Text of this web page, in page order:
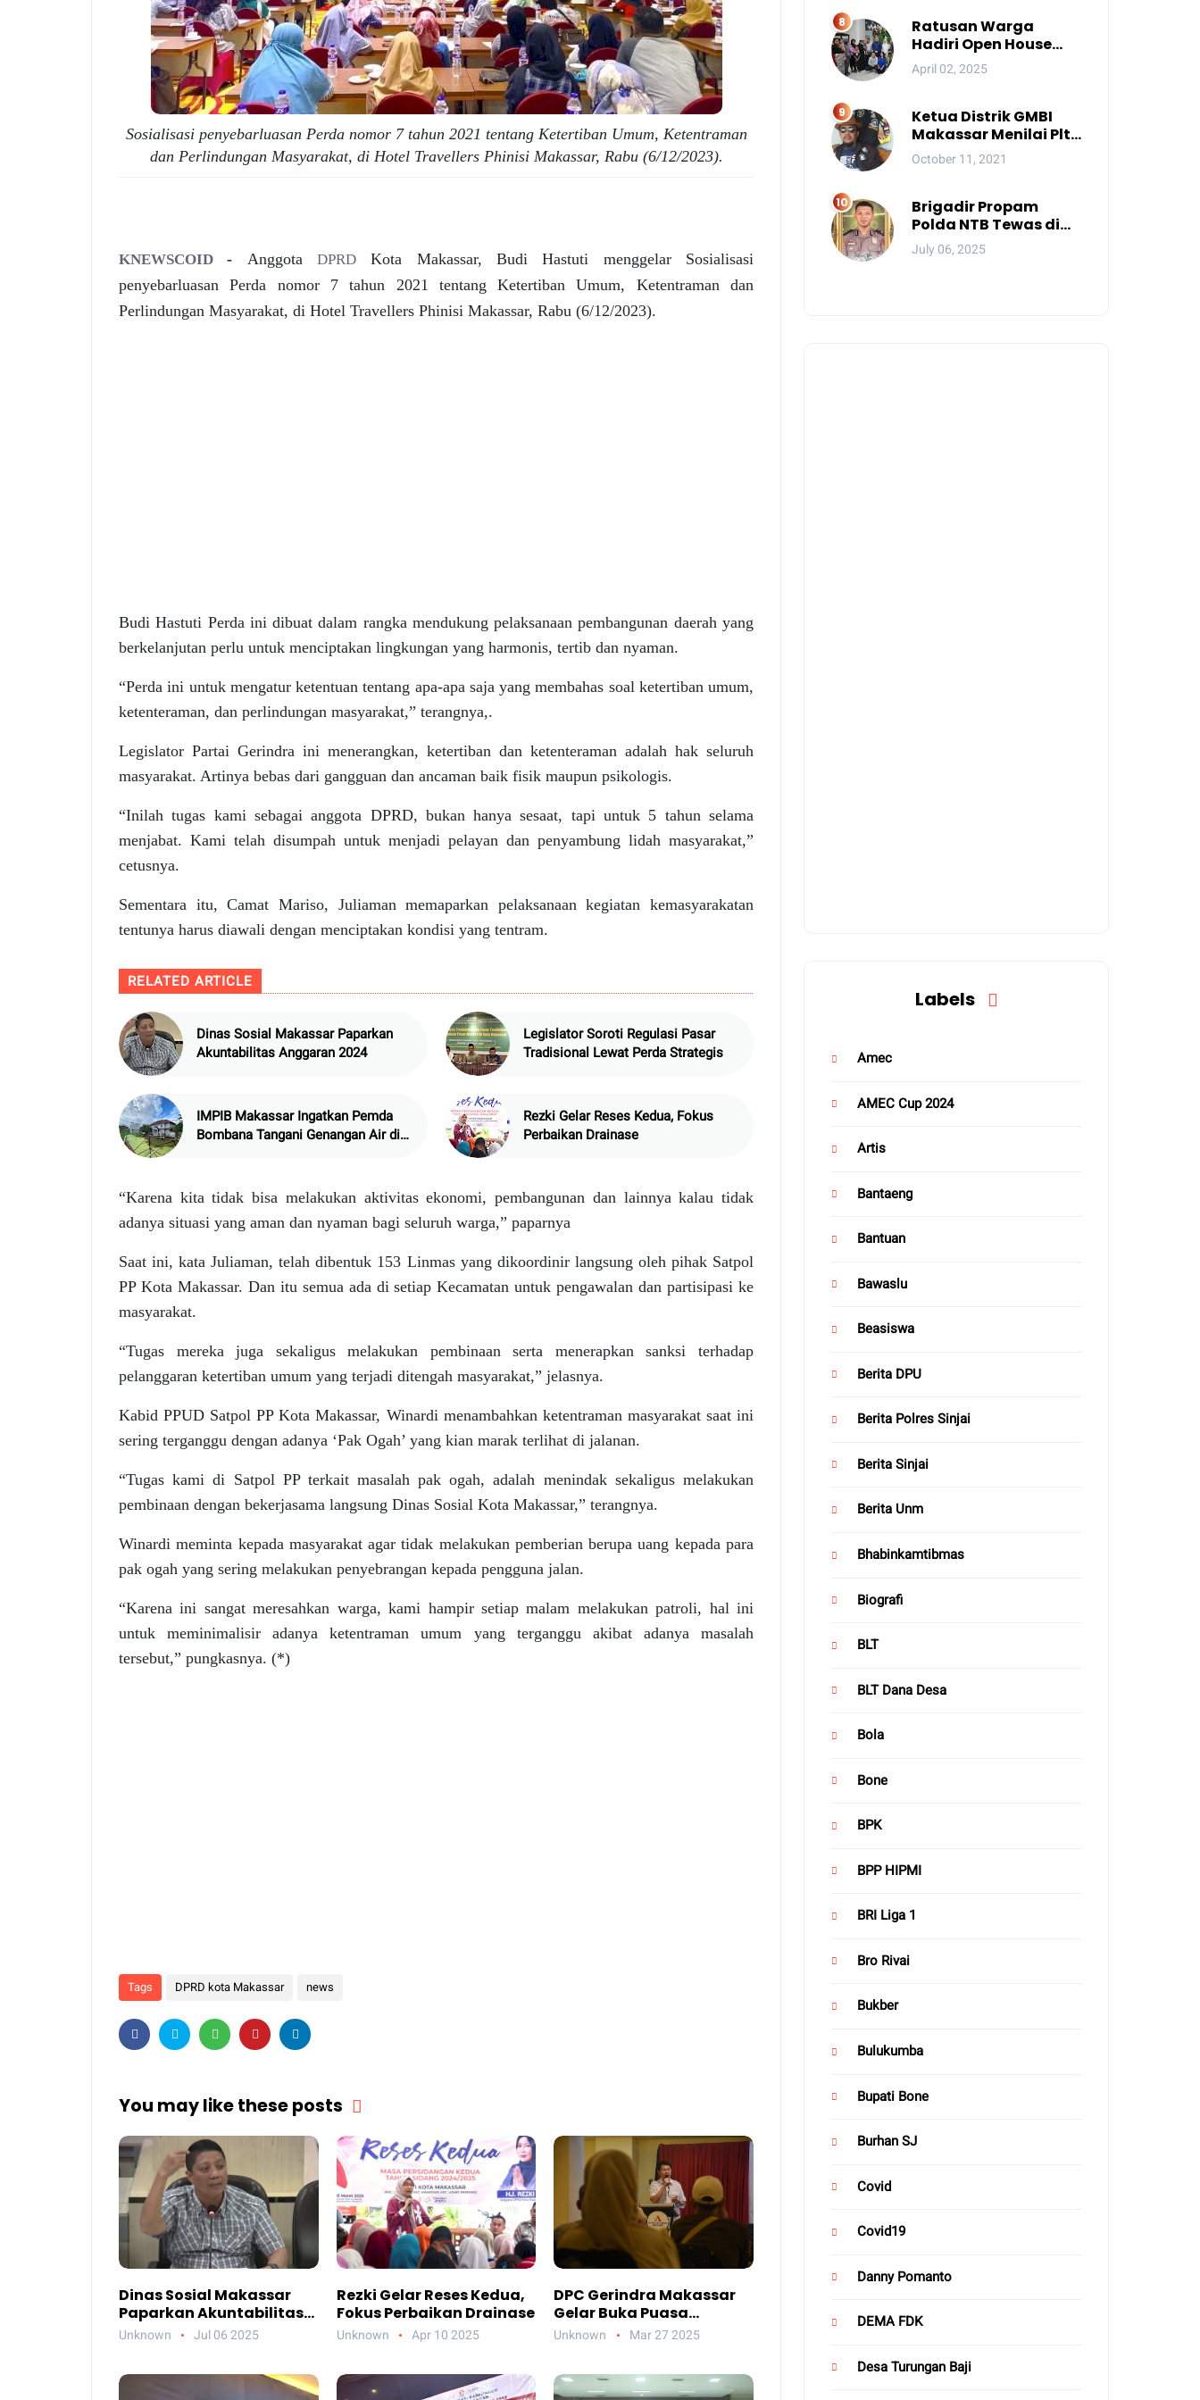
Sosialisasi penyebarluasan Perda nomor 7 tahun 2021 tentang Ketertiban Umum, Ketentraman
dan Perlindungan Masyarakat, di Hotel Travellers Phinisi Makassar, Rabu (6/12/2023).
KNEWSCOID - Anggota DPRD
Kota Makassar, Budi Hastuti menggelar Sosialisasi
penyebarluasan Perda nomor 7 tahun 2021 tentang Ketertiban Umum, Ketentraman dan
Perlindungan Masyarakat, di Hotel Travellers Phinisi Makassar, Rabu (6/12/2023).
Budi Hastuti Perda ini dibuat dalam rangka mendukung pelaksanaan pembangunan daerah yang
berkelanjutan perlu untuk menciptakan lingkungan yang harmonis, tertib dan nyaman.
“Perda ini untuk mengatur ketentuan tentang apa-apa saja yang membahas soal ketertiban umum,
ketenteraman, dan perlindungan masyarakat,” terangnya,.
Legislator Partai Gerindra ini menerangkan, ketertiban dan ketenteraman adalah hak seluruh
masyarakat. Artinya bebas dari gangguan dan ancaman baik fisik maupun psikologis.
“Inilah tugas kami sebagai anggota DPRD, bukan hanya sesaat, tapi untuk 5 tahun selama
menjabat. Kami telah disumpah untuk menjadi pelayan dan penyambung lidah masyarakat,”
cetusnya.
Sementara itu, Camat Mariso, Juliaman memaparkan pelaksanaan kegiatan kemasyarakatan
tentunya harus diawali dengan menciptakan kondisi yang tentram.
RELATED ARTICLE
Dinas Sosial Makassar Paparkan
Akuntabilitas Anggaran 2024
Legislator Soroti Regulasi Pasar
Tradisional Lewat Perda Strategis
IMPIB Makassar Ingatkan Pemda
Bombana Tangani Genangan Air di
Rezki Gelar Reses Kedua, Fokus
Perbaikan Drainase
“Karena kita tidak bisa melakukan aktivitas ekonomi, pembangunan dan lainnya kalau tidak
adanya situasi yang aman dan nyaman bagi seluruh warga,” paparnya
Saat ini, kata Juliaman, telah dibentuk 153 Linmas yang dikoordinir langsung oleh pihak Satpol
PP Kota Makassar. Dan itu semua ada di setiap Kecamatan untuk pengawalan dan partisipasi ke
masyarakat.
“Tugas mereka juga sekaligus melakukan pembinaan serta menerapkan sanksi terhadap
pelanggaran ketertiban umum yang terjadi ditengah masyarakat,” jelasnya.
Kabid PPUD Satpol PP Kota Makassar, Winardi menambahkan ketentraman masyarakat saat ini
sering terganggu dengan adanya ‘Pak Ogah’ yang kian marak terlihat di jalanan.
“Tugas kami di Satpol PP terkait masalah pak ogah, adalah menindak sekaligus melakukan
pembinaan dengan bekerjasama langsung Dinas Sosial Kota Makassar,” terangnya.
Winardi meminta kepada masyarakat agar tidak melakukan pemberian berupa uang kepada para
pak ogah yang sering melakukan penyebrangan kepada pengguna jalan.
“Karena ini sangat meresahkan warga, kami hampir setiap malam melakukan patroli, hal ini
untuk meminimalisir adanya ketentraman umum yang terganggu akibat adanya masalah
tersebut,” pungkasnya. (*)
Tags DPRD kota Makassar news
You may like these posts
Dinas Sosial Makassar
Paparkan Akuntabilitas
Anggaran 2024
Unknown Jul 06 2025
Rezki Gelar Reses Kedua,
Fokus Perbaikan Drainase
Unknown Apr 10 2025
DPC Gerindra Makassar
Gelar Buka Puasa
Bersama di Grand Asia
Unknown Mar 27 2025
Ratusan Warga
Hadiri Open House
Wali Kota Makassar
April 02, 2025
Ketua Distrik GMBI
Makassar Menilai Plt.
Kasatpol PP
Makassar Melanggar
October 11, 2021
Brigadir Propam
Polda NTB Tewas di
Gili Trawangan, Tiga
Tersangka Termasuk
July 06, 2025
Labels
Amec
AMEC Cup 2024
Artis
Bantaeng
Bantuan
Bawaslu
Beasiswa
Berita DPU
Berita Polres Sinjai
Berita Sinjai
Berita Unm
Bhabinkamtibmas
Biografi
BLT
BLT Dana Desa
Bola
Bone
BPK
BPP HIPMI
BRI Liga 1
Bro Rivai
Bukber
Bulukumba
Bupati Bone
Burhan SJ
Covid
Covid19
Danny Pomanto
DEMA FDK
Desa Turungan Baji